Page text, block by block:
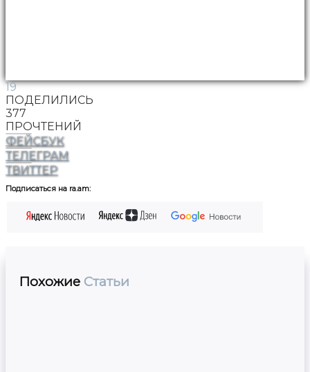
19
ПОДЕЛИЛИСЬ
377
ПРОЧТЕНИЙ
ФЕЙСБУК
ТЕЛЕГРАМ
ТВИТТЕР
Подписаться на ra.am:
Похожие Статьи